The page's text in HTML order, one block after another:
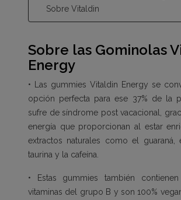
Sobre Vitaldin
Sobre las Gominolas
Energy
• Las gummies Vitaldin Energy se
opción perfecta para ese 37% de la
sufre de síndrome post vacacional,
energía que proporcionan al estar
extractos naturales como el guaraná,
taurina y la cafeína.
• Estas gummies también
vitaminas del grupo B y son 100%